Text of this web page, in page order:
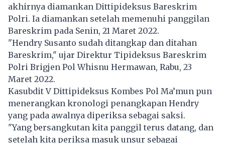
akhirnya diamankan Dittipideksus Bareskrim
Polri. Ia diamankan setelah memenuhi panggilan
Bareskrim pada Senin, 21 Maret 2022.
"Hendry Susanto sudah ditangkap dan ditahan
Bareskrim," ujar Direktur Tipideksus Bareskrim
Polri Brigjen Pol Whisnu Hermawan, Rabu, 23
Maret 2022.
Kasubdit V Dittipideksus Kombes Pol Ma’mun pun
menerangkan kronologi penangkapan Hendry
yang pada awalnya diperiksa sebagai saksi.
"Yang bersangkutan kita panggil terus datang, dan
setelah kita periksa masuk unsur sebagai